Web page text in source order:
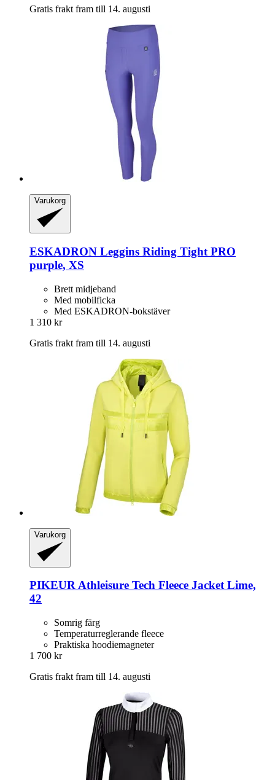
Gratis frakt fram till 14. augusti
Varukorg
ESKADRON Leggins Riding Tight PRO
purple, XS
Brett midjeband
Med mobilficka
Med ESKADRON-bokstäver
1 310 kr
Gratis frakt fram till 14. augusti
Varukorg
PIKEURAthleisure Tech Fleece Jacket Lime,
42
Somrig färg
Temperaturreglerande fleece
Praktiska hoodiemagneter
1 700 kr
Gratis frakt fram till 14. augusti